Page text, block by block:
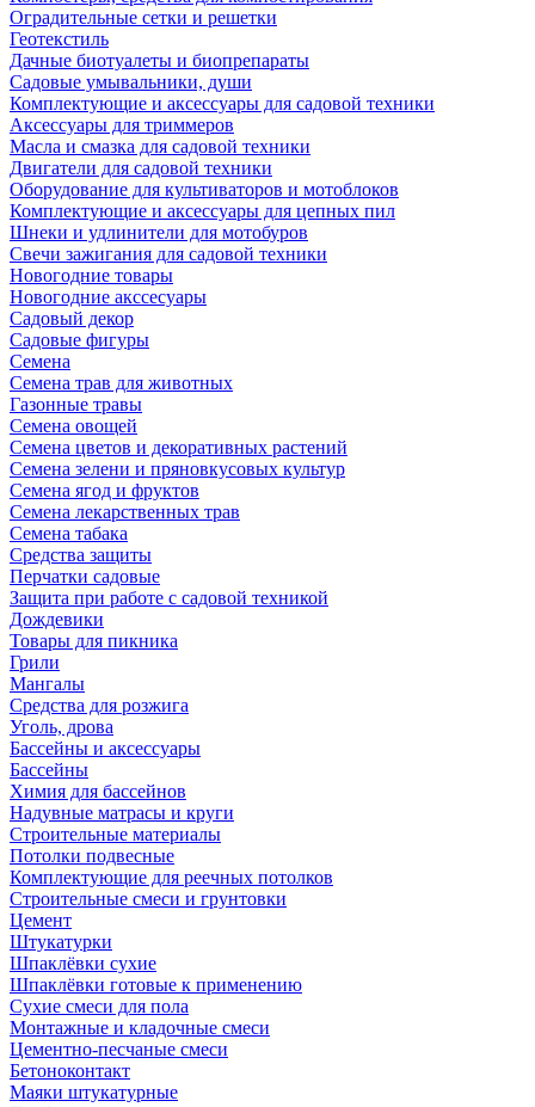
Оградительные сетки и решетки
Геотекстиль
Дачные биотуалеты и биопрепараты
Садовые умывальники, души
Комплектующие и аксессуары для садовой техники
Аксессуары для триммеров
Масла и смазка для садовой техники
Двигатели для садовой техники
Оборудование для культиваторов и мотоблоков
Комплектующие и аксессуары для цепных пил
Шнеки и удлинители для мотобуров
Свечи зажигания для садовой техники
Новогодние товары
Новогодние акссесуары
Садовый декор
Садовые фигуры
Семена
Семена трав для животных
Газонные травы
Семена овощей
Семена цветов и декоративных растений
Семена зелени и пряновкусовых культур
Семена ягод и фруктов
Семена лекарственных трав
Семена табака
Средства защиты
Перчатки садовые
Защита при работе с садовой техникой
Дождевики
Товары для пикника
Грили
Мангалы
Средства для розжига
Уголь, дрова
Бассейны и аксессуары
Бассейны
Химия для бассейнов
Надувные матрасы и круги
Строительные материалы
Потолки подвесные
Комплектующие для реечных потолков
Строительные смеси и грунтовки
Цемент
Штукатурки
Шпаклёвки сухие
Шпаклёвки готовые к применению
Сухие смеси для пола
Монтажные и кладочные смеси
Цементно-песчаные смеси
Бетоноконтакт
Маяки штукатурные